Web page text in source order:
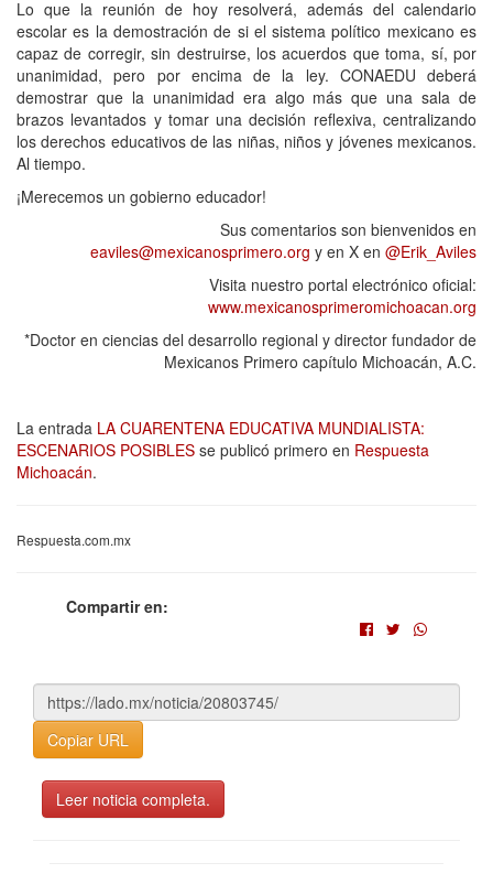
Lo que la reunión de hoy resolverá, además del calendario
escolar es la demostración de si el sistema político mexicano es
capaz de corregir, sin destruirse, los acuerdos que toma, sí, por
unanimidad, pero por encima de la ley. CONAEDU deberá
demostrar que la unanimidad era algo más que una sala de
brazos levantados y tomar una decisión reflexiva, centralizando
los derechos educativos de las niñas, niños y jóvenes mexicanos.
Al tiempo.
¡Merecemos un gobierno educador!
Sus comentarios son bienvenidos en
eaviles@mexicanosprimero.org y en X en @Erik_Aviles
Visita nuestro portal electrónico oficial:
www.mexicanosprimeromichoacan.org
*Doctor en ciencias del desarrollo regional y director fundador de
Mexicanos Primero capítulo Michoacán, A.C.
La entrada LA CUARENTENA EDUCATIVA MUNDIALISTA:
ESCENARIOS POSIBLES se publicó primero en Respuesta
Michoacán.
Respuesta.com.mx
Compartir en:
Copiar URL
Leer noticia completa.